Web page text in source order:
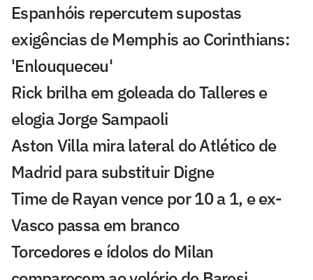
Espanhóis repercutem supostas
exigências de Memphis ao Corinthians:
'Enlouqueceu'
Rick brilha em goleada do Talleres e
elogia Jorge Sampaoli
Aston Villa mira lateral do Atlético de
Madrid para substituir Digne
Time de Rayan vence por 10 a 1, e ex-
Vasco passa em branco
Torcedores e ídolos do Milan